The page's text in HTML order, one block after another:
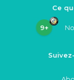
Ce
9+